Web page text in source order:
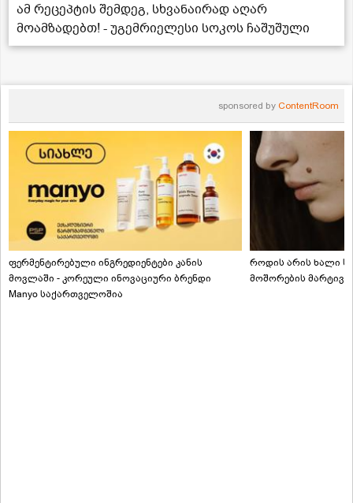
ამ რეცეპტის შემდეგ, სხვანაირად აღარ
მოამზადებთ! - უგემრიელესი სოკოს ჩაშუშული
sponsored by ContentRoom
ფერმენტირებული ინგრედიენტები კანის
მოვლაში - კორეული ინოვაციური ბრენდი
Manyo საქართველოშია
როდის არის ხალი
მოშორების